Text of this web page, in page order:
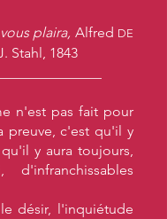
plaira, Alfred DE
Stahl, 1843
n'est pas fait pour
preuve, c'est qu'il y
y aura toujours,
d'infranchissables
désir, l'inquiétude